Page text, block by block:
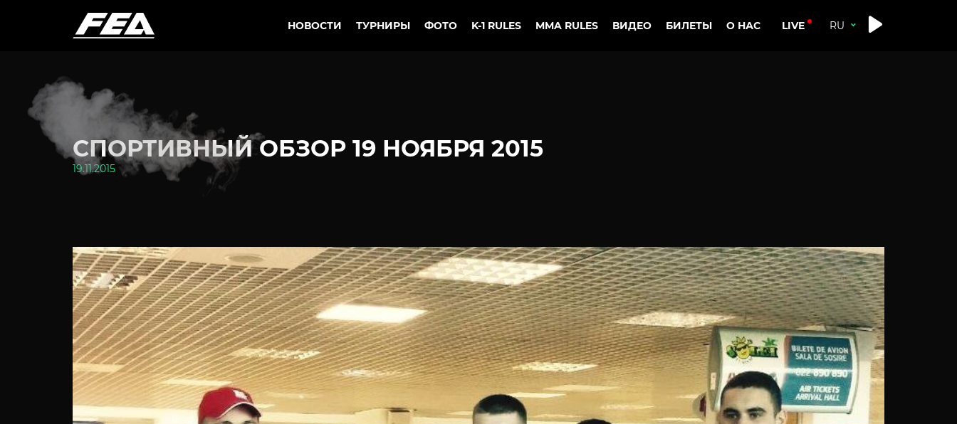
НОВОСТИ ТУРНИРЫ ФОТО K-1 RULES MMA RULES ВИДЕО БИЛЕТЫ О НАС LIVE
СПОРТИВНЫЙ ОБЗОР 19 НОЯБРЯ 2015
19.11.2015